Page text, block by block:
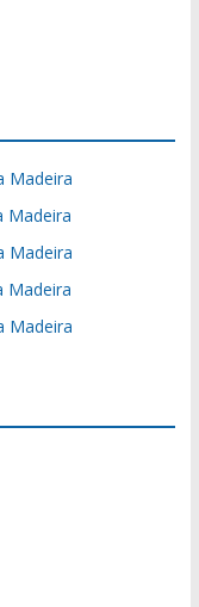
Madeira
Madeira
Madeira
Madeira
Madeira